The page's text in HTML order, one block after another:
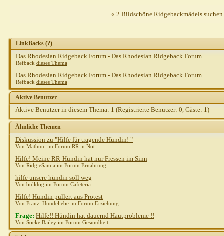
« 2 Bildschöne Ridgebackmädels suchen
LinkBacks (?)
Das Rhodesian Ridgeback Forum - Das Rhodesian Ridgeback Forum
Refback dieses Thema
Das Rhodesian Ridgeback Forum - Das Rhodesian Ridgeback Forum
Refback dieses Thema
Aktive Benutzer
Aktive Benutzer in diesem Thema: 1 (Registrierte Benutzer: 0, Gäste: 1)
Ähnliche Themen
Diskussion zu "Hilfe für tragende Hündin! "
Von Mathuni im Forum RR in Not
Hilfe! Meine RR-Hündin hat nur Fressen im Sinn
Von RidgieSamia im Forum Ernährung
hilfe unsere hündin soll weg
Von bulldog im Forum Cafeteria
Hilfe! Hündin pullert aus Protest
Von Franzi Hundeliebe im Forum Erziehung
Frage: Hilfe!! Hündin hat dauernd Hautprobleme !!
Von Socke Bailey im Forum Gesundheit